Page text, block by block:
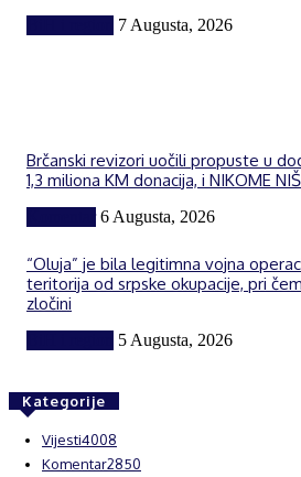
7 Augusta, 2026
Brčanski revizori uočili propuste u
1,3 miliona KM donacija, i NIKOME
6 Augusta, 2026
“Oluja” je bila legitimna vojna
teritorija od srpske okupacije, pri
zločini
5 Augusta, 2026
Kategorije
Vijesti4008
Komentar2850